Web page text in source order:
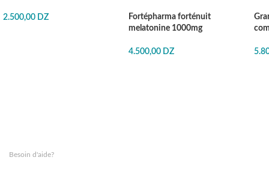
2.500,00 DZ
Fortépharma forténuit
melatonine 1000mg
4.500,00 DZ
Besoin d'aide?